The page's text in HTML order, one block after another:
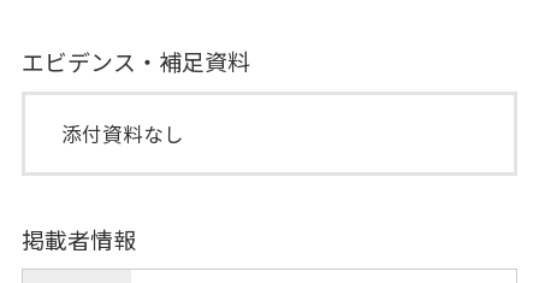
エビデンス・補足資料
添付資料なし
掲載者情報